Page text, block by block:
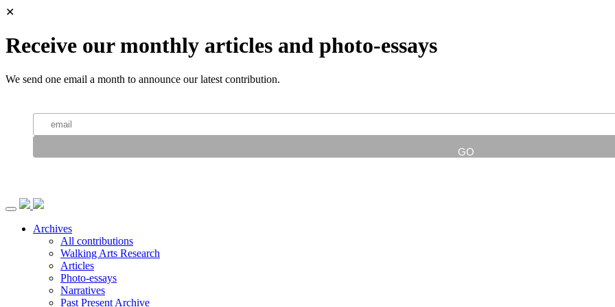
✕
Receive our monthly articles and photo-essays
We send one email a month to announce our latest contribution.
Archives
All contributions
Walking Arts Research
Articles
Photo-essays
Narratives
Past Present Archive